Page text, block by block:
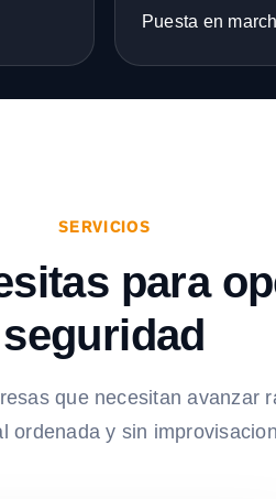
Puesta en
SERVICIOS
para
seguridad
que necesitan avanzar
ordenada y sin